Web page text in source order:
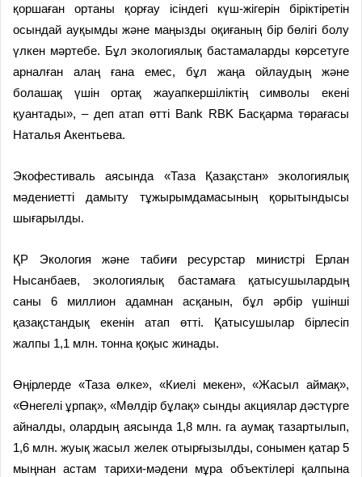
қоршаған ортаны қорғау ісіндегі күш-жігерін біріктіретін
осындай ауқымды және маңызды оқиғаның бір бөлігі болу
үлкен мәртебе. Бұл экологиялық бастамаларды көрсетуге
арналған алаң ғана емес, бұл жаңа ойлаудың және
болашақ үшін ортақ жауапкершіліктің символы екені
қуантады», – деп атап өтті Bank RBK Басқарма төрағасы
Наталья Акентьева.
Экофестиваль аясында «Таза Қазақстан» экологиялық
мәдениетті дамыту тұжырымдамасының қорытындысы
шығарылды.
ҚР Экология және табиғи ресурстар министрі Ерлан
Нысанбаев, экологиялық бастамаға қатысушылардың
саны 6 миллион адамнан асқанын, бұл әрбір үшінші
қазақстандық екенін атап өтті. Қатысушылар бірлесіп
жалпы 1,1 млн. тонна қоқыс жинады.
Өңірлерде «Таза өлке», «Киелі мекен», «Жасыл аймақ»,
«Өнегелі ұрпақ», «Мөлдір бұлақ» сынды акциялар дәстүрге
айналды, олардың аясында 1,8 млн. га аумақ тазартылып,
1,6 млн. жуық жасыл желек отырғызылды, сонымен қатар 5
мыңнан астам тарихи-мәдени мұра объектілері қалпына